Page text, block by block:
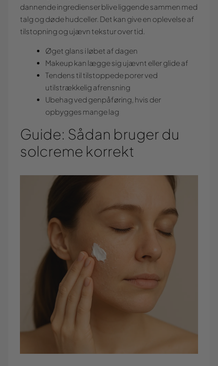
dannende ingredienser blive liggende sammen med
talg og døde hudceller. Det kan give en oplevelse af
tilstopning og ujævn tekstur over tid.
Øget glans i løbet af dagen
Makeup kan lægge sig ujævnt eller glide af
Tendens til tilstoppede porer ved
utilstrækkelig afrensning
Ubehag ved genpåføring, hvis der
opbygges mange lag
Guide: Sådan bruger du
solcreme korrekt